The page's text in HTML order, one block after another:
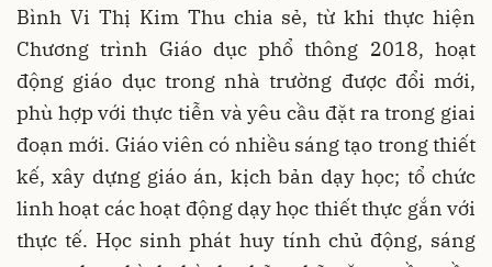
Bình Vi Thị Kim Thu chia sẻ, từ khi thực hiện
Chương trình Giáo dục phổ thông 2018, hoạt
động giáo dục trong nhà trường được đổi mới,
phù hợp với thực tiễn và yêu cầu đặt ra trong giai
đoạn mới. Giáo viên có nhiều sáng tạo trong thiết
kế, xây dựng giáo án, kịch bản dạy học; tổ chức
linh hoạt các hoạt động dạy học thiết thực gắn với
thực tế. Học sinh phát huy tính chủ động, sáng